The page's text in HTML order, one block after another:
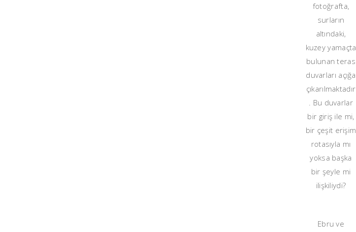
fotoğrafta,
surların
altındaki,
kuzey yamaçta
bulunan teras
duvarları açığa
çıkarılmaktadır
. Bu duvarlar
bir giriş ile mi,
bir çeşit erişim
rotasıyla mı
yoksa başka
bir şeyle mi
ilişkiliydi?
Ebru ve